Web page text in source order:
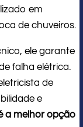
em
de chuveiros.
ele garante
falha elétrica.
de
e
a melhor opção